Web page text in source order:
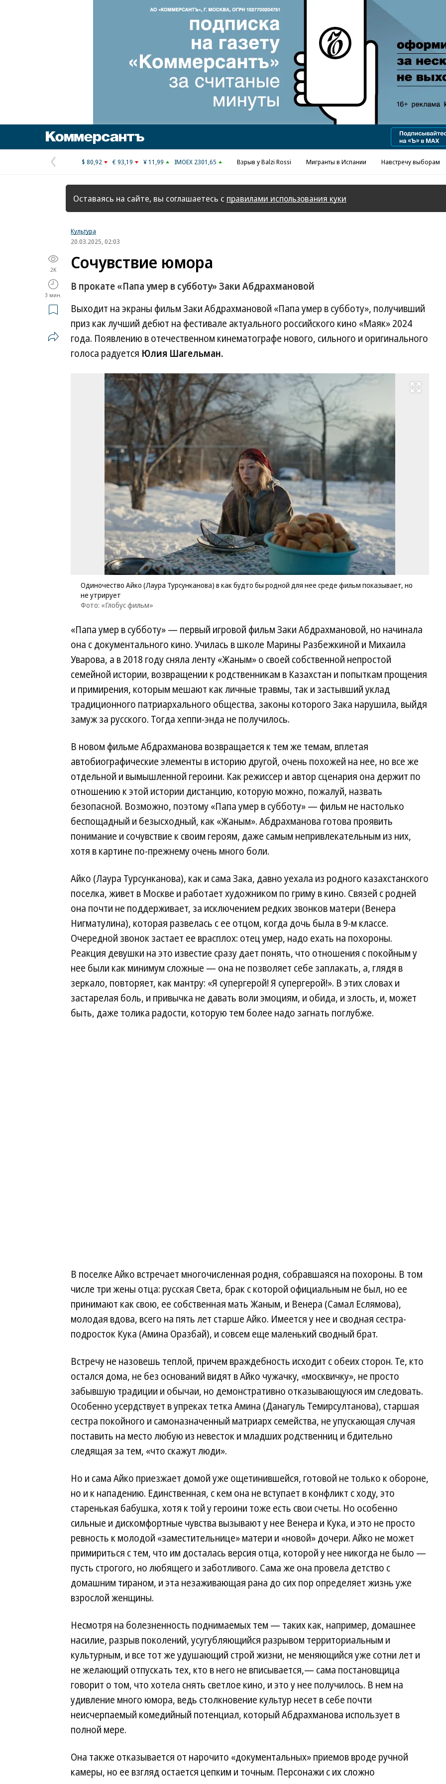
Реклама в «Ъ» www.kommersant.ru/ad
Предыдущая
страница
$ 80,92 € 93,19 ¥ 11,99 IMOEX 2301,65 Взрыв у Balzi Rossi Мигранты в Испании Навстречу выборам
Оставаясь на сайте, вы соглашаетесь с правилами использования куки
Культура
20.03.2025, 02:03
2K
3 мин.
Сочувствие юмора
В прокате «Папа умер в субботу» Заки Абдрахмановой
Выходит на экраны фильм Заки Абдрахмановой «Папа умер в субботу», получивший
приз как лучший дебют на фестивале актуального российского кино «Маяк» 2024
года. Появлению в отечественном кинематографе нового, сильного и оригинального
голоса радуется Юлия Шагельман.
Развернуть на весь экран
Одиночество Айко (Лаура Турсунканова) в как будто бы родной для нее среде фильм показывает, но
не утрирует
Фото: «Глобус фильм»
«Папа умер в субботу» — первый игровой фильм Заки Абдрахмановой, но начинала
она с документального кино. Училась в школе Марины Разбежкиной и Михаила
Уварова, а в 2018 году сняла ленту «Жаным» о своей собственной непростой
семейной истории, возвращении к родственникам в Казахстан и попыткам прощения
и примирения, которым мешают как личные травмы, так и застывший уклад
традиционного патриархального общества, законы которого Зака нарушила, выйдя
замуж за русского. Тогда хеппи-энда не получилось.
В новом фильме Абдрахманова возвращается к тем же темам, вплетая
автобиографические элементы в историю другой, очень похожей на нее, но все же
отдельной и вымышленной героини. Как режиссер и автор сценария она держит по
отношению к этой истории дистанцию, которую можно, пожалуй, назвать
безопасной. Возможно, поэтому «Папа умер в субботу» — фильм не настолько
беспощадный и безысходный, как «Жаным». Абдрахманова готова проявить
понимание и сочувствие к своим героям, даже самым непривлекательным из них,
хотя в картине по-прежнему очень много боли.
Айко (Лаура Турсунканова), как и сама Зака, давно уехала из родного казахстанского
поселка, живет в Москве и работает художником по гриму в кино. Связей с родней
она почти не поддерживает, за исключением редких звонков матери (Венера
Нигматулина), которая развелась с ее отцом, когда дочь была в 9-м классе.
Очередной звонок застает ее врасплох: отец умер, надо ехать на похороны.
Реакция девушки на это известие сразу дает понять, что отношения с покойным у
нее были как минимум сложные — она не позволяет себе заплакать, а, глядя в
зеркало, повторяет, как мантру: «Я супергерой! Я супергерой!». В этих словах и
застарелая боль, и привычка не давать воли эмоциям, и обида, и злость, и, может
быть, даже толика радости, которую тем более надо загнать поглубже.
В поселке Айко встречает многочисленная родня, собравшаяся на похороны. В том
числе три жены отца: русская Света, брак с которой официальным не был, но ее
принимают как свою, ее собственная мать Жаным, и Венера (Самал Еслямова),
молодая вдова, всего на пять лет старше Айко. Имеется у нее и сводная сестра-
подросток Кука (Амина Оразбай), и совсем еще маленький сводный брат.
Встречу не назовешь теплой, причем враждебность исходит с обеих сторон. Те, кто
остался дома, не без оснований видят в Айко чужачку, «москвичку», не просто
забывшую традиции и обычаи, но демонстративно отказывающуюся им следовать.
Особенно усердствует в упреках тетка Амина (Данагуль Темирсултанова), старшая
сестра покойного и самоназначенный матриарх семейства, не упускающая случая
поставить на место любую из невесток и младших родственниц и бдительно
следящая за тем, «что скажут люди».
Но и сама Айко приезжает домой уже ощетинившейся, готовой не только к обороне,
но и к нападению. Единственная, с кем она не вступает в конфликт с ходу, это
старенькая бабушка, хотя к той у героини тоже есть свои счеты. Но особенно
сильные и дискомфортные чувства вызывают у нее Венера и Кука, и это не просто
ревность к молодой «заместительнице» матери и «новой» дочери. Айко не может
примириться с тем, что им досталась версия отца, которой у нее никогда не было —
пусть строгого, но любящего и заботливого. Сама же она провела детство с
домашним тираном, и эта незаживающая рана до сих пор определяет жизнь уже
взрослой женщины.
Несмотря на болезненность поднимаемых тем — таких как, например, домашнее
насилие, разрыв поколений, усугубляющийся разрывом территориальным и
культурным, и все тот же удушающий строй жизни, не меняющийся уже сотни лет и
не желающий отпускать тех, кто в него не вписывается,— сама постановщица
говорит о том, что хотела снять светлое кино, и это у нее получилось. В нем на
удивление много юмора, ведь столкновение культур несет в себе почти
неисчерпаемый комедийный потенциал, который Абдрахманова использует в
полной мере.
Она также отказывается от нарочито «документальных» приемов вроде ручной
камеры, но ее взгляд остается цепким и точным. Персонажи с их сложно